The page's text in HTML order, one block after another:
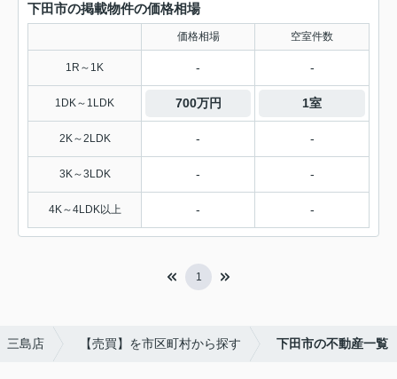
下田市の掲載物件の価格相場
価格相場 空室件数
1R～1K - -
1DK～1LDK 700万円 1室
2K～2LDK - -
3K～3LDK - -
4K～4LDK以上 - -
1
三島店 【売買】を市区町村から探す 下田市の不動産一覧